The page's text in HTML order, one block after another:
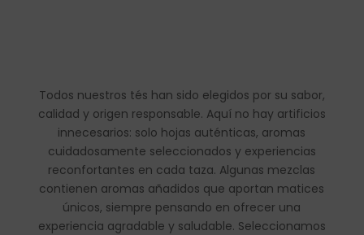
Todos nuestros tés han sido elegidos por su sabor,
calidad y origen responsable. Aquí no hay artificios
innecesarios: solo hojas auténticas, aromas
cuidadosamente seleccionados y experiencias
reconfortantes en cada taza. Algunas mezclas
contienen aromas añadidos que aportan matices
únicos, siempre pensando en ofrecer una
experiencia agradable y saludable. Seleccionamos